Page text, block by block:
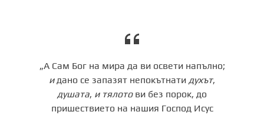
„А Сам Бог на мира да ви освети напълно;
идано се запазят непокътнати духът,
душата, и тялотови без порок, до
пришествието на нашия Господ Исус